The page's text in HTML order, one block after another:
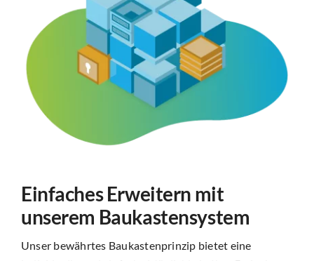
Einfaches Erweitern mit
unserem Baukastensystem
Unser bewährtes Baukastenprinzip bietet eine